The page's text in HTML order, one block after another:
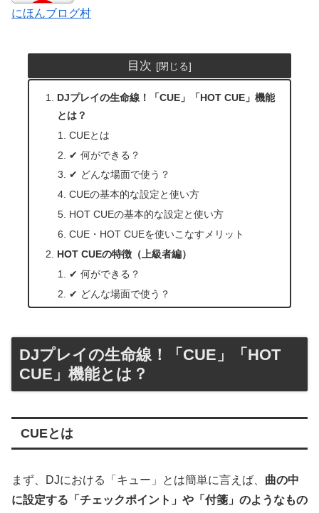
にほんブログ村
目次
DJプレイの生命線！「CUE」「HOT CUE」機能
とは？
CUEとは
✔ 何ができる？
✔ どんな場面で使う？
CUEの基本的な設定と使い方
HOT CUEの基本的な設定と使い方
CUE・HOT CUEを使いこなすメリット
HOT CUEの特徴（上級者編）
✔ 何ができる？
✔ どんな場面で使う？
DJプレイの生命線！「CUE」「HOT
CUE」機能とは？
CUEとは
まず、DJにおける「キュー」とは簡単に言えば、 曲の中
に設定する「チェックポイント」や「付箋」のようなもの